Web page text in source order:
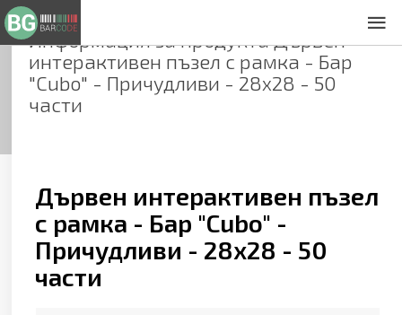
Информация за продуктаДървен
интерактивен пъзел с рамка - Бар
"Cubo" - Причудливи - 28х28 - 50
части
Дървен интерактивен пъзел
с рамка - Бар "Cubo" -
Причудливи - 28х28 - 50
части
Общи условия
Декларация за проверителност